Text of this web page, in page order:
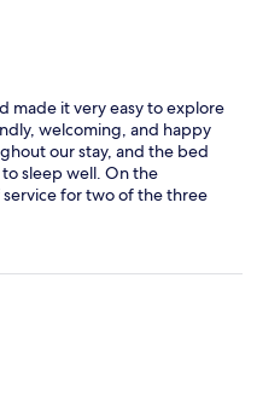
made it very easy to explore
welcoming, and happy
our stay, and the bed
sleep well. On the
for two of the three
The room was
ventilation was not
we had a pleasant stay
staff, and clean,